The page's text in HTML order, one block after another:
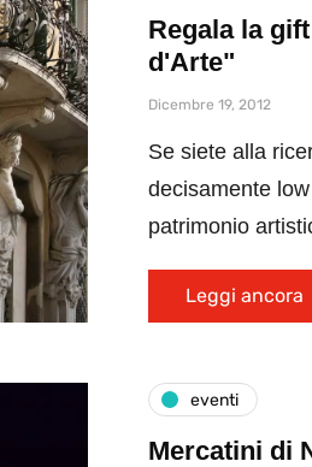
Regala la
d'Arte"
Dicembre 19, 2012
Se siete alla
decisamente
patrimonio
Leggi ancora
eventi
Mercatini di